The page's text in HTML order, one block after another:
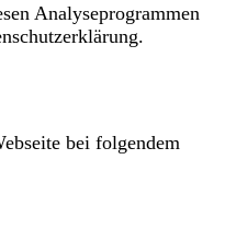
Analyseprogrammen
bei folgendem